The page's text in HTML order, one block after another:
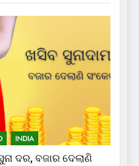
INDIA
ଦର, ବଜାର ଦେଲାଣି